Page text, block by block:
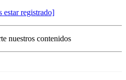
estar registrado]
nuestros contenidos